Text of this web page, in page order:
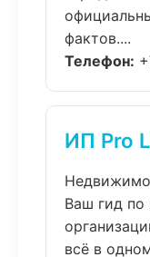
фактов....
Телефон:
ИП Pro
Ваш гид по
всё в